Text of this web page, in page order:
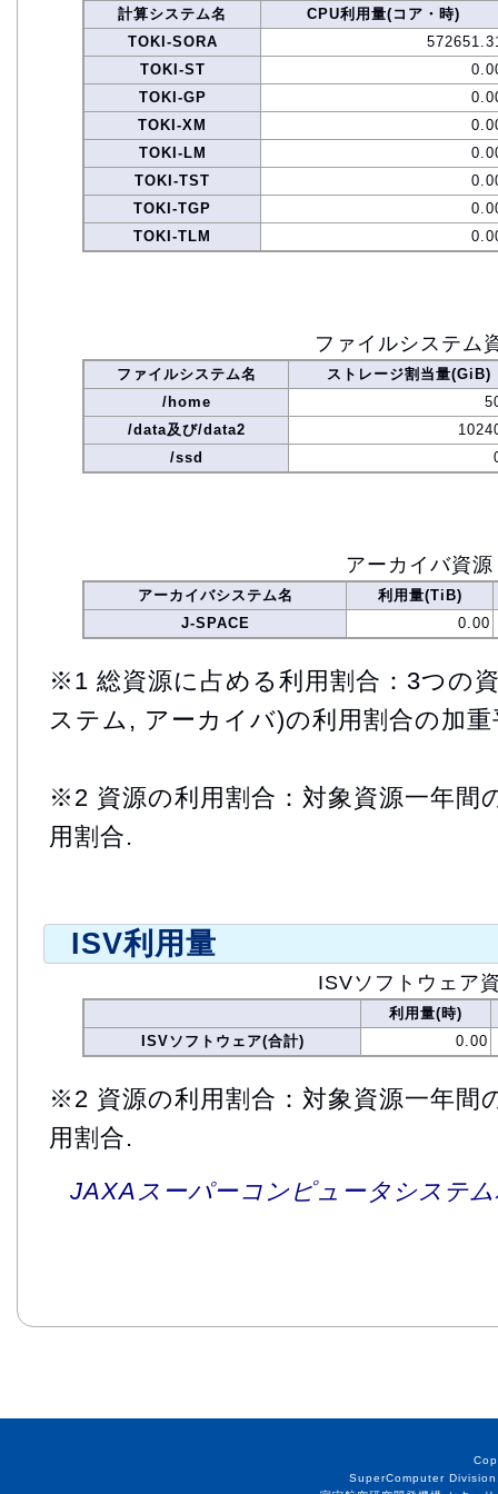
計算システム名
CPU利用量(コア・時)
TOKI-SORA
TOKI-ST
TOKI-GP
TOKI-XM
TOKI-LM
TOKI-TST
TOKI-TGP
TOKI-TLM
ファイルシステム
ファイルシステム名
ストレージ割当量(GiB)
/home
/data及び/data2
/ssd
アーカイバ資源
アーカイバシステム名
利用量(TiB)
J-SPACE
0.00
※1 総資源に占める利用割合：3つの
ステム, アーカイバ)の利用割合の加重
※2 資源の利用割合：対象資源一年間
用割合.
ISV利用量
ISVソフトウェア
利用量(時)
ISVソフトウェア(合計)
0.00
※2 資源の利用割合：対象資源一年間
用割合.
JAXAスーパーコンピュータシステ
SuperComputer